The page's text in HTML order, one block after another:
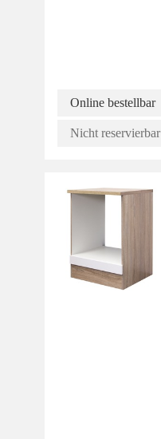
Online bestellbar
Nicht reservierbar